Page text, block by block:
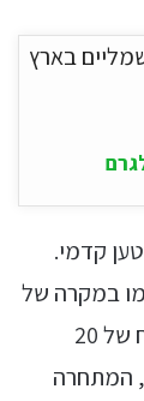
בארץ
קדמי.
במקרה של
למשל, שתא המטען שלו מציע נפח של 20
המתחרה